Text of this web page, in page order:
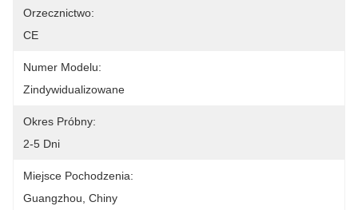
Orzecznictwo:
CE
Numer Modelu:
Zindywidualizowane
Okres Próbny:
2-5 Dni
Miejsce Pochodzenia:
Guangzhou, Chiny